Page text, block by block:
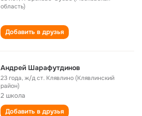
область)
Добавить в друзья
Андрей Шарафутдинов
23 года,ж/д ст. Клявлино (Клявлинский
район)
2 школа
Добавить в друзья